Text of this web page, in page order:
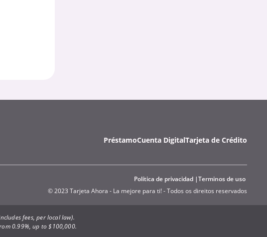
PréstamoCuenta DigitalTarjeta de Crédito
Política de privacidad Terminos de uso
© 2023 Tarjeta Ahora - La mejore para ti! - Todos os direitos reservados
fees, per local law).
0.99%, up to $100,000.